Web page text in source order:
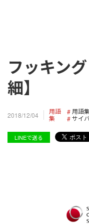
フッキン
細】
2018/12/04
用語
集
用語集
サイ
LINEで送る